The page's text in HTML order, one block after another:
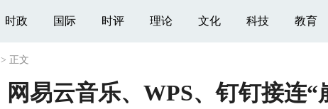
时政 国际 时评 理论 文化 科技 教育
> 正文
网易云音乐、WPS、钉钉接连